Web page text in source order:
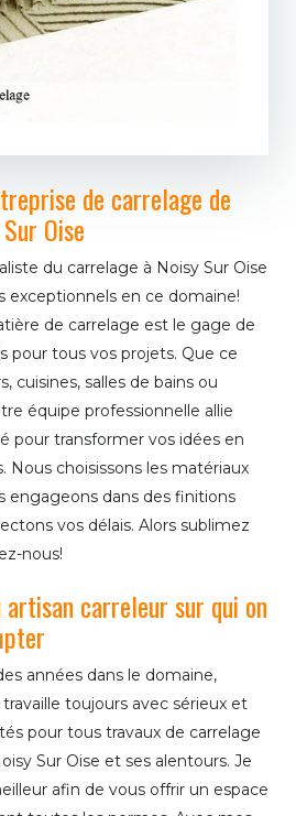
de carrelage de
Oise
du carrelage à Noisy Sur Oise
exceptionnels en ce domaine!
de carrelage est le gage de
pour tous vos projets. Que ce
cuisines, salles de bains ou
équipe professionnelle allie
pour transformer vos idées en
Nous choisissons les matériaux
engageons dans des finitions
vos délais. Alors sublimez
nous!
artisan carreleur sur qui on
années dans le domaine,
toujours avec sérieux et
pour tous travaux de carrelage
Sur Oise et ses alentours. Je
afin de vous offrir un espace